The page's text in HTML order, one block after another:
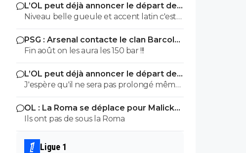
L’OL peut déjà annoncer le départ de
Fonseca
Niveau belle gueule et accent latin c'est
sans doute un des meilleurs mais niveau
entraîneur si on observe à la loupe son
coaching et tous ses choix médiocres à
différents niveaux, ce farfelu sans froc est
un des pires de l'histoire de l'OL. Une
direction qui fonctionne moins à la
sympathie et plus à la performance
n'aurait jamais reconduit cette brêle qui a
beaucoup de chances d'avoir souvent des
peuvent et qui lui permettent de cacher
PSG : Arsenal contacte le clan Barcola,
le feuilleton relancé
Fin août on les aura les 150 bar !!!
L’OL peut déjà annoncer le départ de
Fonseca
J'espère qu'il ne sera pas prolongé même
en cas de qualif en C1 cet été.
OL : La Roma se déplace pour Malick
Fofana
Ils ont pas de sous la Roma
Ligue 1